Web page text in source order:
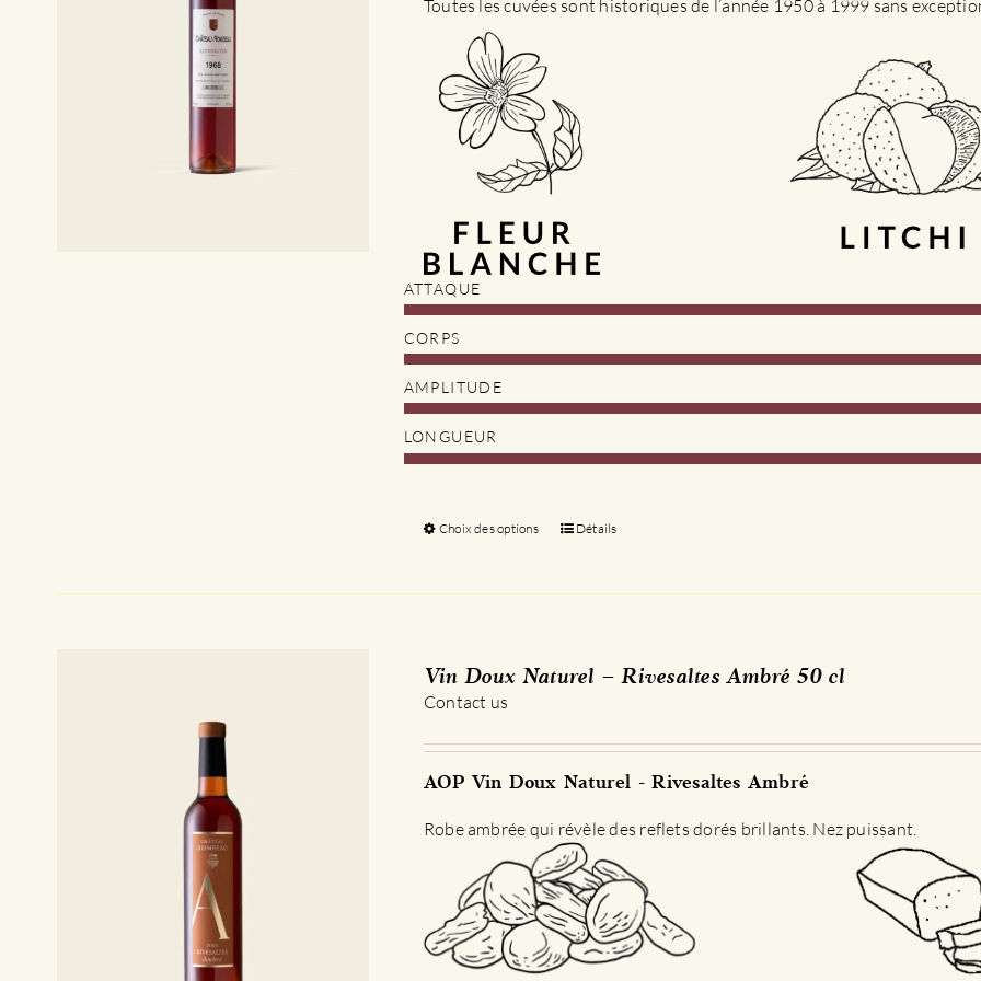
Toutes les cuvées sont historiques de l’année 1950 à 1999 sans
ATTAQUE
CORPS
AMPLITUDE
LONGUEUR
Choix des options
Ce
options
être
sur
la
page
du
produit
Détails
Vin Doux Naturel – Rivesaltes Ambré 50 cl
Contact us
AOP Vin Doux Naturel - Rivesaltes Ambré
Robe ambrée qui révèle des reflets dorés brillants. Nez puissant.